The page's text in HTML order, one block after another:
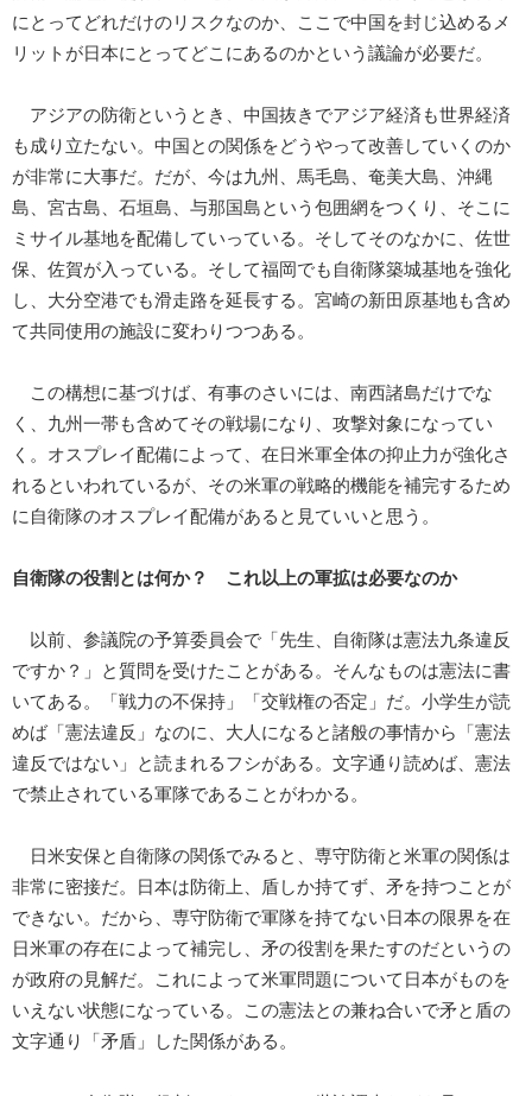
にとってどれだけのリスクなのか、ここで中国を封じ込めるメ
リットが日本にとってどこにあるのかという議論が必要だ。
アジアの防衛というとき、中国抜きでアジア経済も世界経済
も成り立たない。中国との関係をどうやって改善していくのか
が非常に大事だ。だが、今は九州、馬毛島、奄美大島、沖縄
島、宮古島、石垣島、与那国島という包囲網をつくり、そこに
ミサイル基地を配備していっている。そしてそのなかに、佐世
保、佐賀が入っている。そして福岡でも自衛隊築城基地を強化
し、大分空港でも滑走路を延長する。宮崎の新田原基地も含め
て共同使用の施設に変わりつつある。
この構想に基づけば、有事のさいには、南西諸島だけでな
く、九州一帯も含めてその戦場になり、攻撃対象になってい
く。オスプレイ配備によって、在日米軍全体の抑止力が強化さ
れるといわれているが、その米軍の戦略的機能を補完するため
に自衛隊のオスプレイ配備があると見ていいと思う。
自衛隊の役割とは何か？ これ以上の軍拡は必要なのか
以前、参議院の予算委員会で「先生、自衛隊は憲法九条違反
ですか？」と質問を受けたことがある。そんなものは憲法に書
いてある。「戦力の不保持」「交戦権の否定」だ。小学生が読
めば「憲法違反」なのに、大人になると諸般の事情から「憲法
違反ではない」と読まれるフシがある。文字通り読めば、憲法
で禁止されている軍隊であることがわかる。
日米安保と自衛隊の関係でみると、専守防衛と米軍の関係は
非常に密接だ。日本は防衛上、盾しか持てず、矛を持つことが
できない。だから、専守防衛で軍隊を持てない日本の限界を在
日米軍の存在によって補完し、矛の役割を果たすのだというの
が政府の見解だ。これによって米軍問題について日本がものを
いえない状態になっている。この憲法との兼ね合いで矛と盾の
文字通り「矛盾」した関係がある。